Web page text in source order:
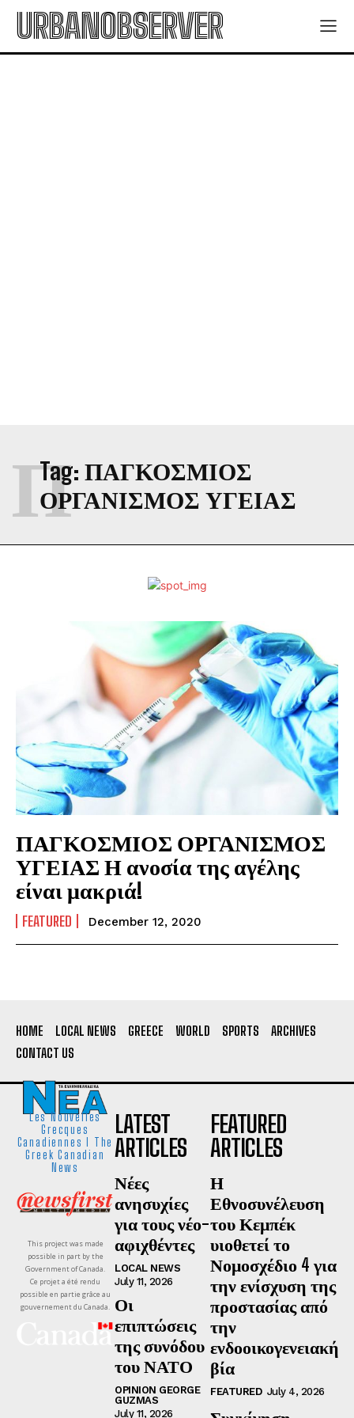
URBANOBSERVER
Tag: ΠΑΓΚΟΣΜΙΟΣ
ΟΡΓΑΝΙΣΜΟΣ ΥΓΕΙΑΣ
Π
ΠΑΓΚΟΣΜΙΟΣ ΟΡΓΑΝΙΣΜΟΣ
ΥΓΕΙΑΣ Η ανοσία της αγέλης
είναι μακριά!
FEATURED December 12, 2020
HOME LOCAL NEWS GREECE WORLD SPORTS
ARCHIVES
CONTACT US
Les Nouvelles
Grecques
Canadiennes I The
Greek Canadian
News
This project was made
possible in part by the
Government of Canada.
Ce projet a été rendu
possible en partie grâce au
gouvernement du Canada.
LATEST
ARTICLES
Νέες
ανησυχίες
για τους νέο-
αφιχθέντες
LOCAL NEWS
July 11, 2026
Οι
επιπτώσεις
της συνόδου
του ΝΑΤΟ
OPINION GEORGE
GUZMAS
July 11, 2026
FEATURED
ARTICLES
Η
Εθνοσυνέλευση
του Κεμπέκ
υιοθετεί το
Νομοσχέδιο 4 για
την ενίσχυση της
προστασίας από
την
ενδοοικογενειακή
βία
FEATURED July 4, 2026